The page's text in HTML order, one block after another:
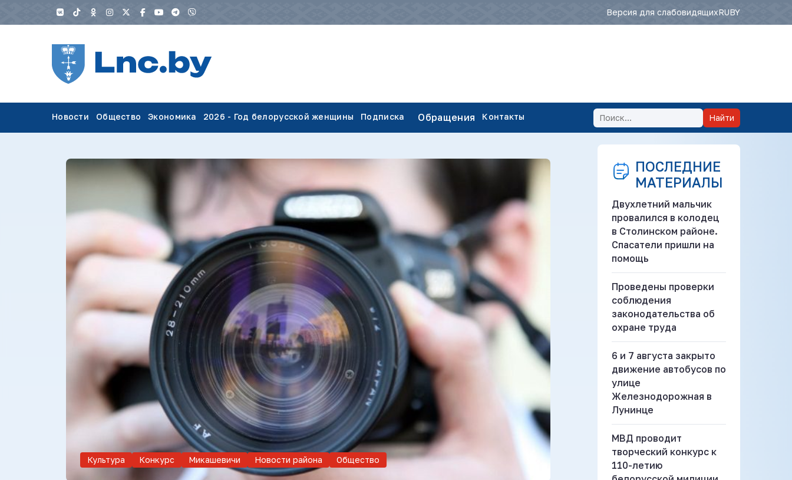
Версия для слабовидящихRUBY
Новости Общество Экономика 2026 - Год белорусской женщины Подписка Обращения Контакты Найти
Культура Конкурс Микашевичи Новости района Общество
ПОСЛЕДНИЕ
МАТЕРИАЛЫ
Двухлетний мальчик
провалился в колодец
в Столинском районе.
Спасатели пришли на
помощь
Проведены проверки
соблюдения
законодательства об
охране труда
6 и 7 августа закрыто
движение автобусов по
улице
Железнодорожная в
Лунинце
МВД проводит
творческий конкурс к
110-летию